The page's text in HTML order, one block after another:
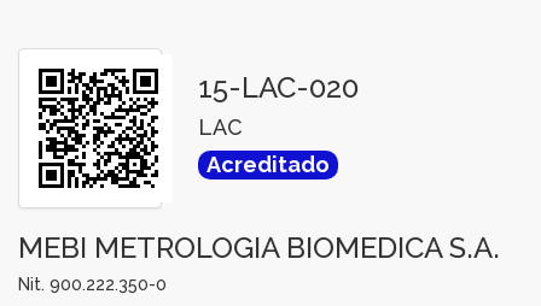
15-LAC-020
LAC
Acreditado
MEBI METROLOGIA BIOMEDICA S.A.
Nit. 900.222.350-0